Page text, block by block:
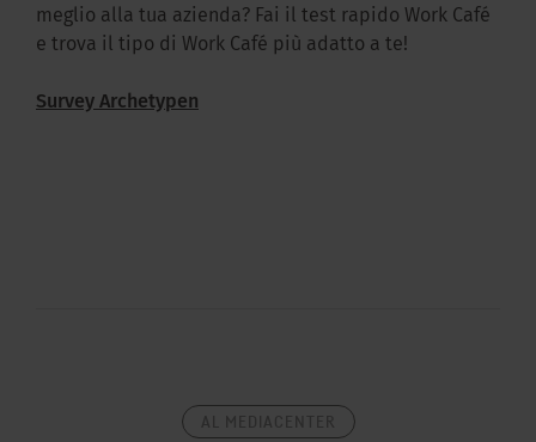
meglio alla tua azienda? Fai il test rapido Work Café
e trova il tipo di Work Café più adatto a te!
Survey Archetypen